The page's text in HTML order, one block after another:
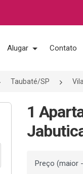
Alugar Contato
Taubaté/SP
1
Ordenar por